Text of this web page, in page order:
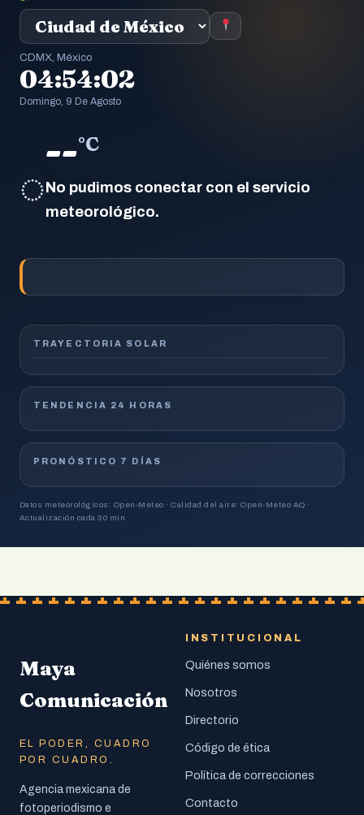
CDMX, México
04:54:03
Domingo, 9 De Agosto
◌
--°C
No pudimos conectar con el servicio
meteorológico.
TRAYECTORIA SOLAR
TENDENCIA 24 HORAS
PRONÓSTICO 7 DÍAS
Datos meteorológicos: Open-Meteo · Calidad del aire: Open-Meteo AQ ·
Actualización cada 30 min
Maya
Comunicación
EL PODER, CUADRO
POR CUADRO.
Agencia mexicana de
fotoperiodismo e
INSTITUCIONAL
Quiénes somos
Nosotros
Directorio
Código de ética
Política de correcciones
Contacto